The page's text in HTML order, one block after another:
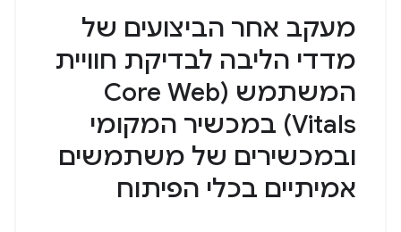
מעקב אחר הביצועים של
מדדי הליבה לבדיקת חוויית
המשתמש (Core Web
Vitals) במכשיר המקומי
ובמכשירים של משתמשים
אמיתיים בכלי הפיתוח